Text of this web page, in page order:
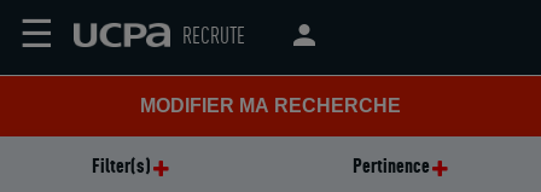
☰ RECRUTE
MODIFIER MA RECHERCHE
Filter(s) Pertinence